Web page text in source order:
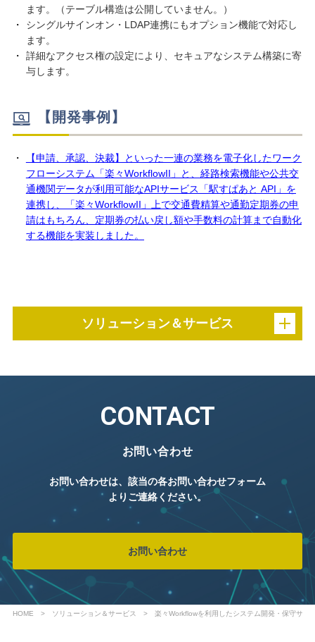
ます。（テーブル構造は公開していません。）
シングルサインオン・LDAP連携にもオプション機能で対応し
ます。
詳細なアクセス権の設定により、セキュアなシステム構築に寄
与します。
【開発事例】
【申請、承認、決裁】といった一連の業務を電子化したワーク
フローシステム「楽々WorkflowII」と、経路検索機能や公共交
通機関データが利用可能なAPIサービス「駅すぱあと API」を
連携し、「楽々WorkflowII」上で交通費精算や通勤定期券の申
請はもちろん、定期券の払い戻し額や手数料の計算まで自動化
する機能を実装しました。
ソリューション＆サービス
CONTACT
お問い合わせ
お問い合わせは、該当の各お問い合わせフォーム
よりご連絡ください。
お問い合わせ
HOME ソリューション＆サービス 楽々Workflowを利用したシステム開発・保守サー